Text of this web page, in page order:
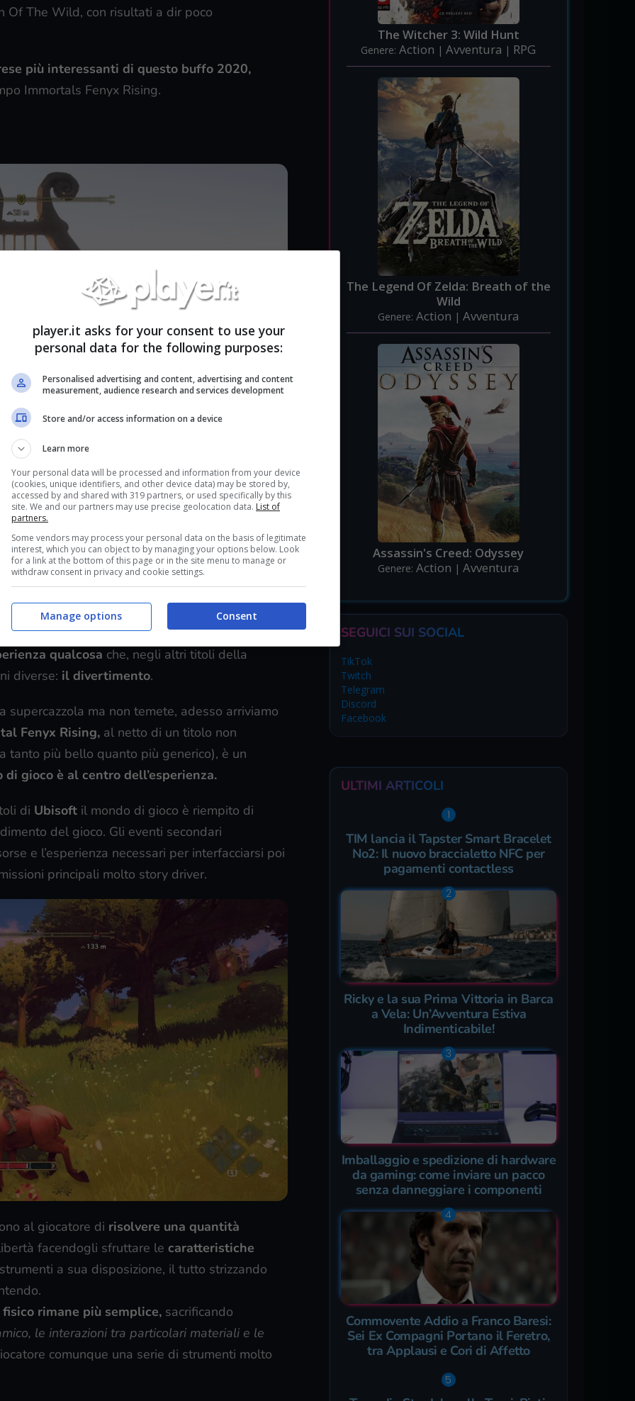
Of The Wild, con risultati a dir poco
più interessanti di questo buffo 2020,
Immortals Fenyx Rising.
in terza personacon mondo aperto, dotato di
d’esplorazione praticamente assoluta. Il
ed è un interessantepasso laterale
durante il corso degli ultimi anni.
immensi open world di Ubisoft siano in
grande forza ad un videogioco importante
The Legend Of Zelda Breath Of The Wild. Nel
qualcosa che, negli altri titoli della
diverse: il divertimento.
supercazzola ma non temete, adesso arriviamo
Fenyx Rising, al netto di un titolo non
tanto più bello quanto più generico), è un
gioco è al centro dell’esperienza.
di Ubisoft il mondo di gioco è riempito di
del gioco. Gli eventi secondari
e l’esperienza necessari per interfacciarsi poi
principali molto story driver.
al giocatore di risolvere una quantità
facendogli sfruttare le caratteristiche
a sua disposizione, il tutto strizzando
rimane più semplice, sacrificando
le interazioni tra particolari materiali e le
comunque una serie di strumenti molto
The Witcher 3: Wild Hunt
Genere:Action |Avventura | RPG
The Legend Of Zelda: Breath of the
Wild
Genere:Action |Avventura
Assassin's Creed: Odyssey
Genere:Action |Avventura
SEGUICI SUI SOCIAL
TikTok
Twitch
Telegram
Discord
Facebook
ULTIMI ARTICOLI
TIM lancia il Tapster Smart Bracelet
No2: Il nuovo braccialetto NFC per
pagamenti contactless
Ricky e la sua Prima Vittoria in Barca
a Vela: Un’Avventura Estiva
Indimenticabile!
Imballaggio e spedizione di hardware
da gaming: come inviare un pacco
senza danneggiare i componenti
Commovente Addio a Franco Baresi:
Sei Ex Compagni Portano il Feretro,
tra Applausi e Cori di Affetto
player.it asks for your consent to use your
personal data for the following purposes:
Personalised advertising and content, advertising and content
measurement, audience research and services development
Store and/or access information on a device
Learn more
Your personal data will be processed and information from your device
(cookies, unique identifiers, and other device data) may be stored by,
accessed by and shared with 319 partners, or used specifically by this
site. We and our partners may use precise geolocation data. List of
partners.
Some vendors may process your personal data on the basis of legitimate
interest, which you can object to by managing your options below. Look
for a link at the bottom of this page or in the site menu to manage or
withdraw consent in privacy and cookie settings.
Consent
Manage options